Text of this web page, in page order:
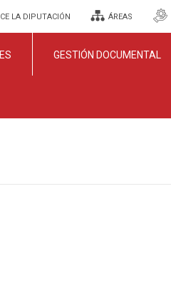
LA DIPUTACIÓN ÁREAS
GESTIÓN DOCUMENTAL